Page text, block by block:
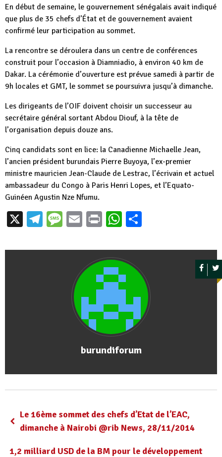
En début de semaine, le gouvernement sénégalais avait indiqué
que plus de 35 chefs d’État et de gouvernement avaient
confirmé leur participation au sommet.
La rencontre se déroulera dans un centre de conférences
construit pour l’occasion à Diamniadio, à environ 40 km de
Dakar. La cérémonie d’ouverture est prévue samedi à partir de
9h locales et GMT, le sommet se poursuivra jusqu’à dimanche.
Les dirigeants de l’OIF doivent choisir un successeur au
secrétaire général sortant Abdou Diouf, à la tête de
l’organisation depuis douze ans.
Cinq candidats sont en lice: la Canadienne Michaelle Jean,
l’ancien président burundais Pierre Buyoya, l’ex-premier
ministre mauricien Jean-Claude de Lestrac, l’écrivain et actuel
ambassadeur du Congo à Paris Henri Lopes, et l’Equato-
Guinéen Agustin Nze Nfumu.
X Telegram
Message
EmailPrintWhatsApp
burundiforum
Le 16ème sommet des chefs d’Etat de l’EAC,
dimanche à Nairobi @rib News, 28/11/2014
1,2 milliard USD de la BM pour le développement